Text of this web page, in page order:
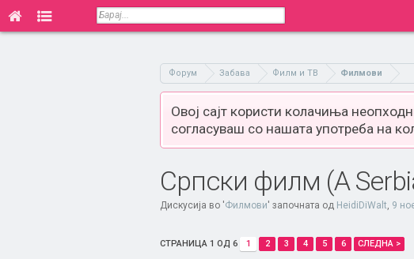
Форум Забава Филм и ТВ Филмови
Овој сајт користи колачиња
согласуваш со нашата употреба на
Српски филм (A
Дискусија во 'Филмови' започната од HeidiDiWalt, 9
СТРАНИЦА 1 ОД 6 1 2 3 4 5 6 СЛЕДНА >